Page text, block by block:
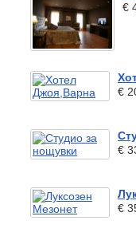
€
€
€
€